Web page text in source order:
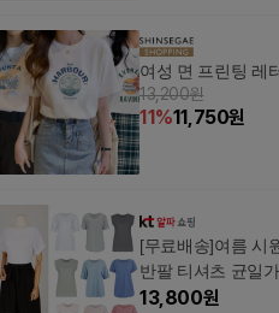
여성 면 프린팅 레
13,200원
11%11,750원
[무료배송]여름 시
반팔 티셔츠 균일가
13,800원